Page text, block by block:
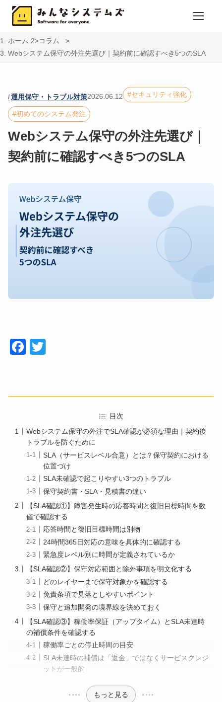
ホーム
コラム
Webシステム保守の外注先選び｜契約前に確認すべき5つのSLA
運用保守・トラブル対策2026.06.12 セキュリティ強化
初めてのシステム発注
Webシステム保守の外注先選び｜
契約前に確認すべき5つのSLA
Face
目次
Webシステム保守の外注でSLA確認が必須な理由｜契約後
トラブルを防ぐために
SLA（サービスレベル合意）とは？保守契約における
位置づけ
SLA未確認で起こりやすい3つのトラブル
保守契約書・SLA・見積書の違い
【SLA確認①】障害発生時の応答時間と復旧目標時間を数
値で確認する
応答時間と復旧目標時間は別物
24時間365日対応の意味を具体的に確認する
緊急度レベル別に時間が定義されているか
【SLA確認②】保守対応範囲と除外事項を明文化する
どのレイヤーまで保守対象かを確認する
免責条項で見落としやすいポイント
保守と追加開発の境界線を決めておく
【SLA確認③】稼働率保証（アップタイム）とSLA未達時
の補償条件を確認する
稼働率ごとの停止時間の目安
SLA未達時の補償は「返金」ではなくサービスクレジ
ットが一般的
もっと見る